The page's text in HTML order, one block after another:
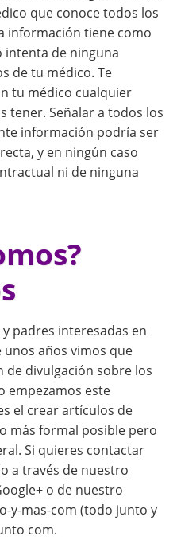
que conoce todos los
información tiene como
de ninguna
de tu médico. Te
tu médico cualquier
tener. Señalar a todos los
información podría ser
y en ningún caso
ni de ninguna
padres interesadas en
años vimos que
de divulgación sobre los
empezamos este
el crear artículos de
más formal posible pero
Si quieres contactar
a través de nuestro
o de nuestro
y-mas-com (todo junto y
com.